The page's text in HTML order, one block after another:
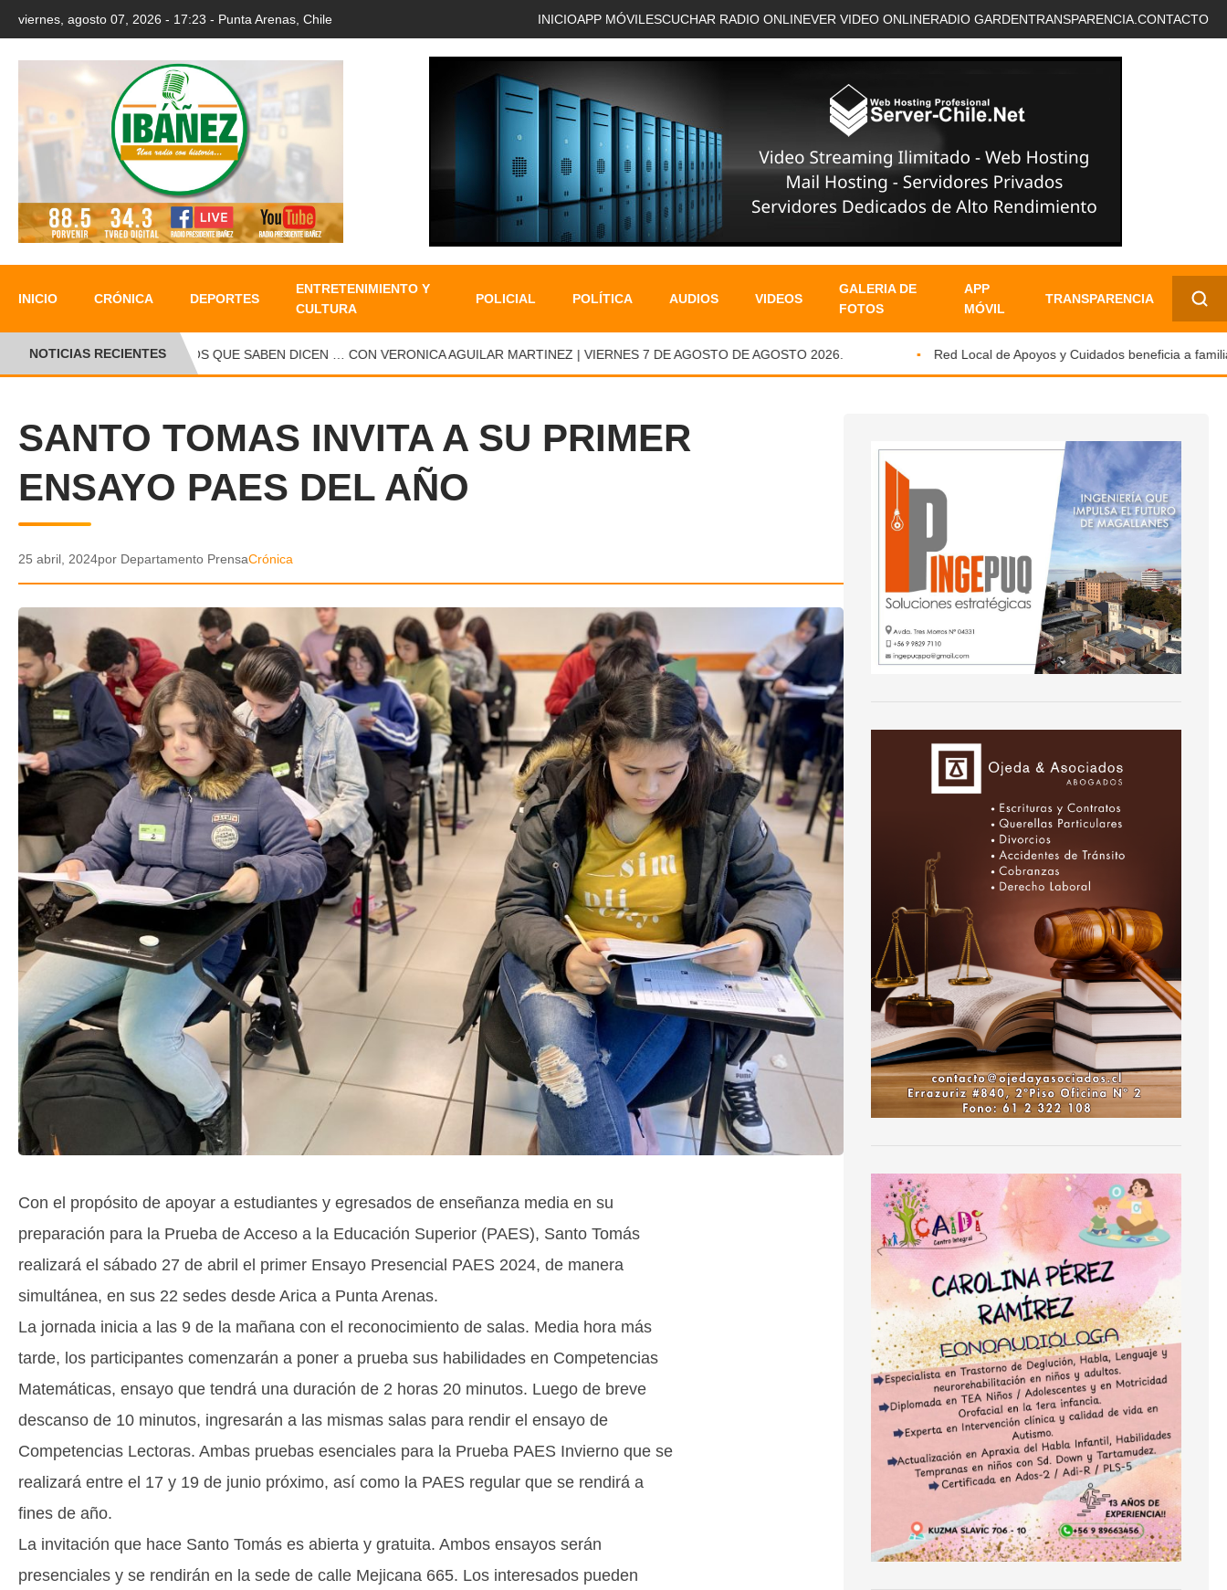
viernes, agosto 07, 2026 - 17:23 - Punta Arenas, Chile INICIOAPP MÓVIL ESCUCHAR RADIO ONLINEVER VIDEO ONLINERADIO GARDENTRANSPARENCIA. CONTACTO
INICIO CRÓNICA DEPORTES
ENTRETENIMIENTO Y
CULTURA
POLICIAL POLÍTICA AUDIOS VIDEOS
GALERIA DE
FOTOS
APP
MÓVIL
TRANSPARENCIA
✕
NOTICIAS RECIENTESLOS QUE SABEN DICEN … CON VERONICA AGUILAR MARTINEZ | VIERNES 7 DE AGOSTO DE AGOSTO 2026. Red Local de Apoyos y Cuidados beneficia a
SANTO TOMAS INVITA A SU PRIMER
ENSAYO PAES DEL AÑO
25 abril, 2024por Departamento PrensaCrónica
Con el propósito de apoyar a estudiantes y egresados de enseñanza media en su
preparación para la Prueba de Acceso a la Educación Superior (PAES), Santo Tomás
realizará el sábado 27 de abril el primer Ensayo Presencial PAES 2024, de manera
simultánea, en sus 22 sedes desde Arica a Punta Arenas.
La jornada inicia a las 9 de la mañana con el reconocimiento de salas. Media hora más
tarde, los participantes comenzarán a poner a prueba sus habilidades en Competencias
Matemáticas, ensayo que tendrá una duración de 2 horas 20 minutos. Luego de breve
descanso de 10 minutos, ingresarán a las mismas salas para rendir el ensayo de
Competencias Lectoras. Ambas pruebas esenciales para la Prueba PAES Invierno que se
realizará entre el 17 y 19 de junio próximo, así como la PAES regular que se rendirá a
fines de año.
La invitación que hace Santo Tomás es abierta y gratuita. Ambos ensayos serán
presenciales y se rendirán en la sede de calle Mejicana 665. Los interesados pueden